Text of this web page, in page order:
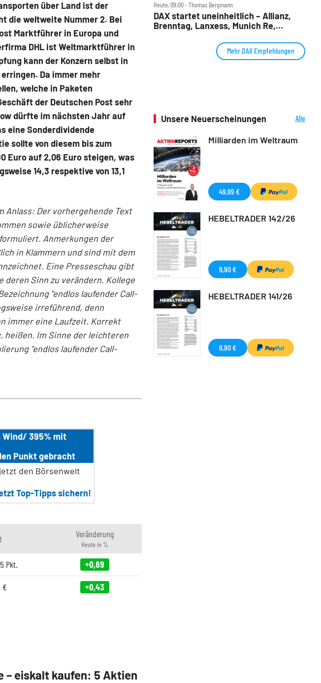
über Land ist der
die weltweite Nummer 2. Bei
Marktführer in Europa und
DHL ist Weltmarktführer in
kann der Konzern selbst in
Da immer mehr
welche in Paketen
der Deutschen Post sehr
dürfte im nächsten Jahr auf
eine Sonderdividende
sollte von diesem bis zum
Euro auf 2,06 Euro steigen, was
14,3 respektive von 13,1
Anlass: Der vorhergehende Text
sowie üblicherweise
Anmerkungen der
in Klammern und sind mit dem
Eine Presseschau gibt
deren Sinn zu verändern. Kollege
"endlos laufender Call-
irreführend, denn
immer eine Laufzeit. Korrekt
heißen. Im Sinne der leichteren
"endlos laufender Call-
Wind/ 395% mit
Punkt gebracht
den Börsenwelt
Top-Tipps sichern!
Veränderung
Heute in %
Pkt. +0,69
€ +0,43
– eiskalt kaufen: 5 Aktien
Heute, 09:00 ‧ Thomas Bergmann
DAX startet uneinheitlich – Allianz,
Brenntag, Lanxess, Munich Re,
Mehr DAX Empfehlungen
Unsere Neuerscheinungen
Alle
Milliarden im Weltraum
49,99 €
HEBELTRADER 142/26
9,90 €
HEBELTRADER 141/26
9,90 €